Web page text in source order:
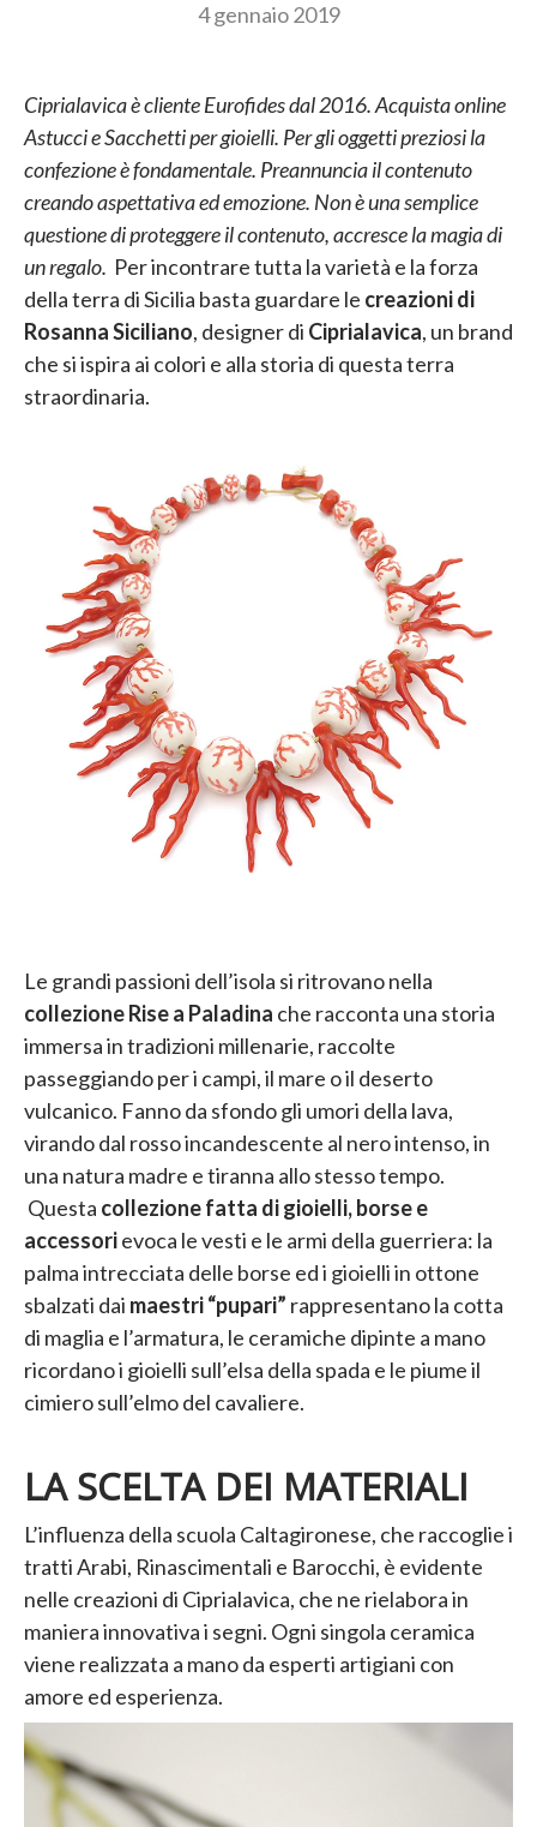
4 gennaio 2019
Ciprialavica è cliente Eurofides dal 2016.Acquista online
Astucci e Sacchetti per gioielli. Per gli oggetti preziosi la
confezione è fondamentale. Preannuncia il contenuto
creando aspettativa ed emozione. Non è una semplice
questione di proteggere il contenuto, accresce la magia di
un regalo. Per incontrare tutta la varietà e la forza
della terra di Sicilia basta guardare le creazioni di
Rosanna Siciliano, designer di Ciprialavica, un brand
che si ispira ai colori e alla storia di questa terra
straordinaria.
Le grandi passioni dell’isola si ritrovano nella
collezione Rise a Paladina che racconta una storia
immersa in tradizioni millenarie, raccolte
passeggiando per i campi, il mare o il deserto
vulcanico. Fanno da sfondo gli umori della lava,
virando dal rosso incandescente al nero intenso, in
una natura madre e tiranna allo stesso tempo.
Questa collezione fatta di gioielli, borse e
accessorievoca le vesti e le armi della guerriera: la
palma intrecciata delle borse ed i gioielli in ottone
sbalzati dai maestri “pupari” rappresentano la cotta
di maglia e l’armatura, le ceramiche dipinte a mano
ricordano i gioielli sull’elsa della spada e le piume il
cimiero sull’elmo del cavaliere.
LA SCELTA DEI MATERIALI
L’influenza della scuola Caltagironese, che raccoglie i
tratti Arabi, Rinascimentali e Barocchi, è evidente
nelle creazioni di Ciprialavica, che ne rielabora in
maniera innovativa i segni. Ogni singola ceramica
viene realizzata a mano da esperti artigiani con
amore ed esperienza.